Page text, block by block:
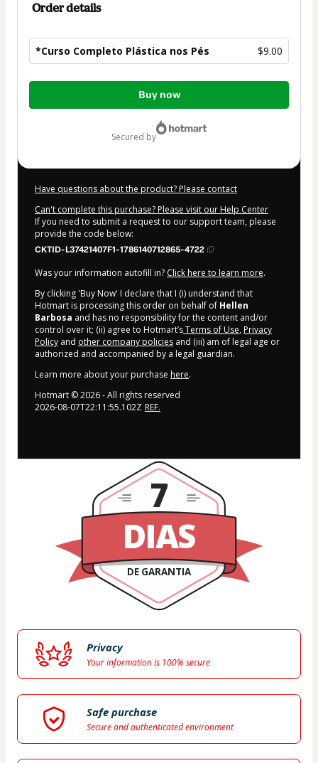
Order details
*Curso Completo Plástica nos Pés $9.00
Total
Buy now
secured by
Have questions about the product? Please contact
Can't complete this purchase? Please visit our Help Center
If you need to submit a request to our support team, please
provide the code below:
CKTID-L37421407F1-1786140712865-4722
Was your information autofill in? Click here to learn more.
By clicking 'Buy Now' I declare that I (i) understand that
Hotmart is processing this order on behalf of Hellen
Barbosa and has no responsibility for the content and/or
control over it; (ii) agree to Hotmart’sTerms of Use, Privacy
Policy and other company policies and (iii) am of legal age or
authorized and accompanied by a legal guardian.
Learn more about your purchase here.
Hotmart ©2026- All rights reserved
2026-08-07T22:11:55.102Z REF.
DIAS
DE GARANTIA
7
Privacy
Your information is 100% secure
Safe purchase
Secure and authenticated environment